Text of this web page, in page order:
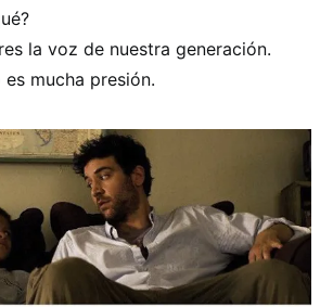
la voz de nuestra generación.
mucha presión.